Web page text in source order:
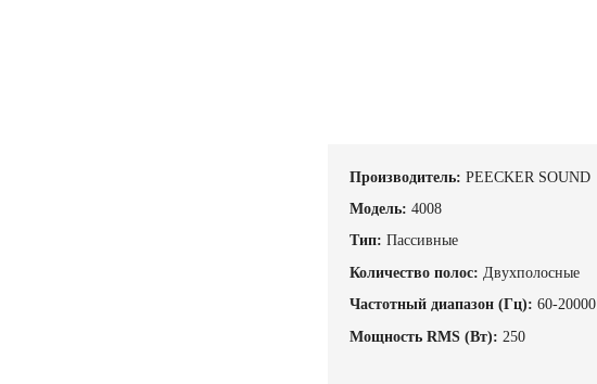
Производитель: PEECKER SOUND
Модель: 4008
Тип: Пассивные
Количество полос: Двухполосные
Частотный диапазон (Гц): 60-20000
Мощность RMS (Вт): 250